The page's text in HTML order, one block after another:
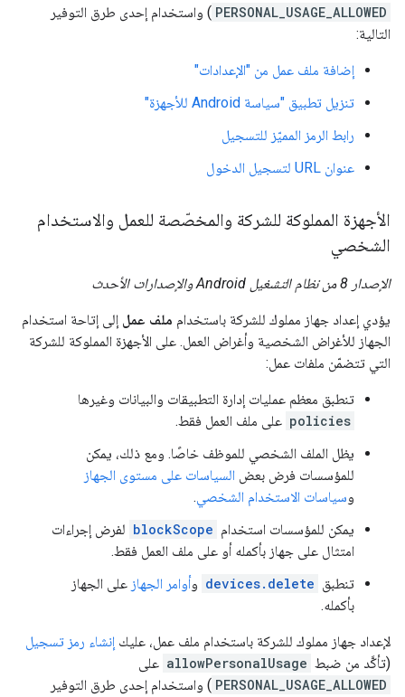
PERSONAL_USAGE_ALLOWED ) واستخدام إحدى طرق التوفير
التالية:
إضافة ملف عمل من "الإعدادات"
تنزيل تطبيق "سياسة Android للأجهزة"
رابط الرمز المميّز للتسجيل
عنوان URL لتسجيل الدخول
الأجهزة المملوكة للشركة والمخصّصة للعمل والاستخدام
الشخصي
الإصدار 8 من نظام التشغيل Android والإصدارات الأحدث
يؤدي إعداد جهاز مملوك للشركة باستخدام ملف عمل إلى إتاحة استخدام
الجهاز للأغراض الشخصية وأغراض العمل. على الأجهزة المملوكة للشركة
التي تتضمّن ملفات عمل:
تنطبق معظم عمليات إدارة التطبيقات والبيانات وغيرها
policies على ملف العمل فقط.
يظل الملف الشخصي للموظف خاصًا. ومع ذلك، يمكن
للمؤسسات فرض بعض السياسات على مستوى الجهاز
وسياسات الاستخدام الشخصي.
يمكن للمؤسسات استخدام blockScope لفرض إجراءات
امتثال على جهاز بأكمله أو على ملف العمل فقط.
تنطبق devices.delete وأوامر الجهاز على الجهاز
بأكمله.
لإعداد جهاز مملوك للشركة باستخدام ملف عمل، عليك إنشاء رمز تسجيل
(تأكَّد من ضبط allowPersonalUsage على
PERSONAL_USAGE_ALLOWED ) واستخدام إحدى طرق التوفير